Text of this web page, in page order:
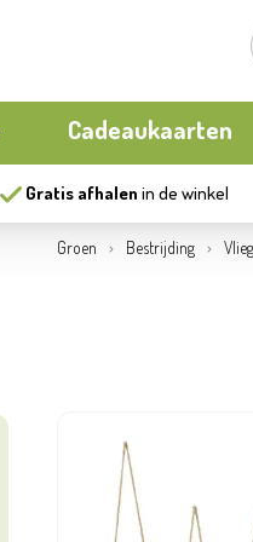
Cadeaukaarten
Composteren
Ecocheques
Buitenspeelgoed
Gratis afhalen in de winkel
Groen Bestrijding